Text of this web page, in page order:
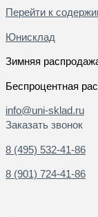
Перейти к
Юнисклад
Зимняя
Беспроцентная
info@uni-sklad.ru
Заказать звонок
8 (495) 532-41-86
8 (901) 724-41-86